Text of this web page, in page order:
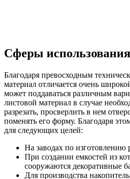
Сферы использования
Благодаря превосходным
материал отличается очень
может поддаваться различным
листовой материал в случае
разрезать, просверлить в нем
поменять его форму. Благодаря
для следующих целей:
На заводах по изготовлению
При создании емкостей из
сооружаются декоративные
Для производства